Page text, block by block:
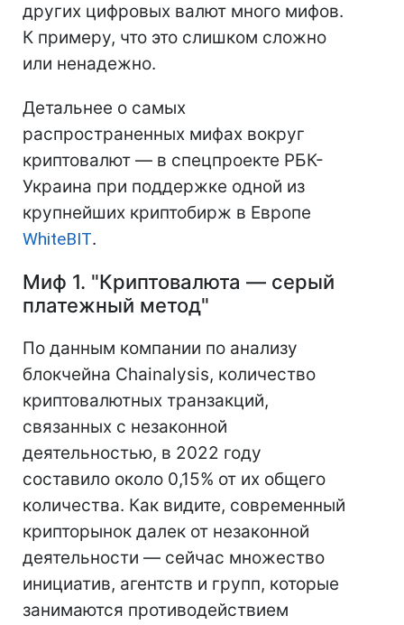
других цифровых валют много мифов.
К примеру, что это слишком сложно
или ненадежно.
Детальнее о самых
распространенных мифах вокруг
криптовалют — в спецпроекте РБК-
Украина при поддержке одной из
крупнейших криптобирж в Европе
WhiteBIT.
Миф 1. "Криптовалюта — серый
платежный метод"
По данным компании по анализу
блокчейна Chainalysis, количество
криптовалютных транзакций,
связанных с незаконной
деятельностью, в 2022 году
составило около 0,15% от их общего
количества. Как видите, современный
крипторынок далек от незаконной
деятельности — сейчас множество
инициатив, агентств и групп, которые
занимаются противодействием